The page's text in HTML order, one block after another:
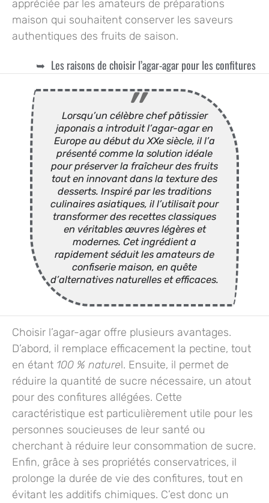
appréciée par les amateurs de préparations
maison qui souhaitent conserver les saveurs
authentiques des fruits de saison.
Les raisons de choisir l’agar-agar pour les confitures
Lorsqu’un célèbre chef pâtissier
japonais a introduit l’agar-agar en
Europe au début du XXe siècle, il l’a
présenté comme la solution idéale
pour préserver la fraîcheur des fruits
tout en innovant dans la texture des
desserts. Inspiré par les traditions
culinaires asiatiques, il l’utilisait pour
transformer des recettes classiques
en véritables œuvres légères et
modernes. Cet ingrédient a
rapidement séduit les amateurs de
confiserie maison, en quête
d’alternatives naturelles et efficaces.
Choisir l’agar-agar offre plusieurs avantages.
D’abord, il remplace efficacement la pectine, tout
en étant 100 % naturel. Ensuite, il permet de
réduire la quantité de sucre nécessaire, un atout
pour des confitures allégées. Cette
caractéristique est particulièrement utile pour les
personnes soucieuses de leur santé ou
cherchant à réduire leur consommation de sucre.
Enfin, grâce à ses propriétés conservatrices, il
prolonge la durée de vie des confitures, tout en
évitant les additifs chimiques. C’est donc un